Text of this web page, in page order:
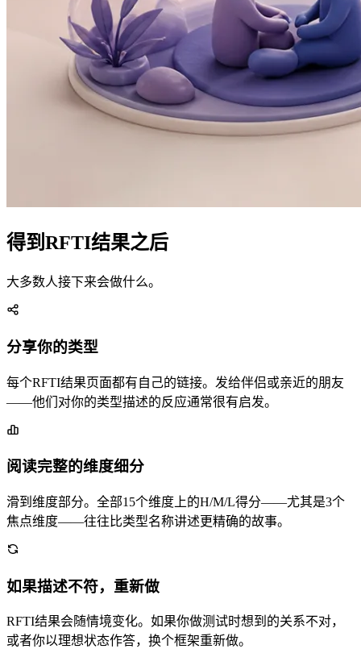
得到RFTI结果之后
大多数人接下来会做什么。
分享你的类型
每个RFTI结果页面都有自己的链接。发给伴侣或亲近的朋友
——他们对你的类型描述的反应通常很有启发。
阅读完整的维度细分
滑到维度部分。全部15个维度上的H/M/L得分——尤其是3个
焦点维度——往往比类型名称讲述更精确的故事。
如果描述不符，重新做
RFTI结果会随情境变化。如果你做测试时想到的关系不对，
或者你以理想状态作答，换个框架重新做。